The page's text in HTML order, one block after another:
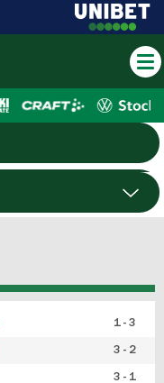
1 - 3
3 - 2
3 - 1